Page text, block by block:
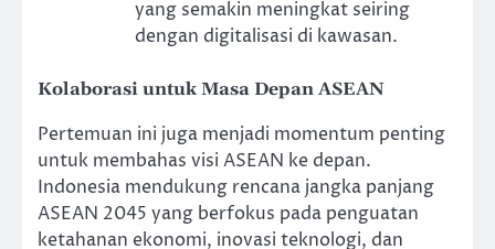
yang semakin meningkat seiring
dengan digitalisasi di kawasan.
Kolaborasi untuk Masa Depan ASEAN
Pertemuan ini juga menjadi momentum penting
untuk membahas visi ASEAN ke depan.
Indonesia mendukung rencana jangka panjang
ASEAN 2045 yang berfokus pada penguatan
ketahanan ekonomi, inovasi teknologi, dan